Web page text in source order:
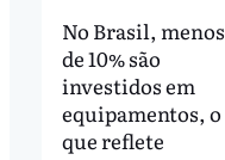
No Brasil, menos
de 10% são
investidos em
equipamentos, o
que reflete